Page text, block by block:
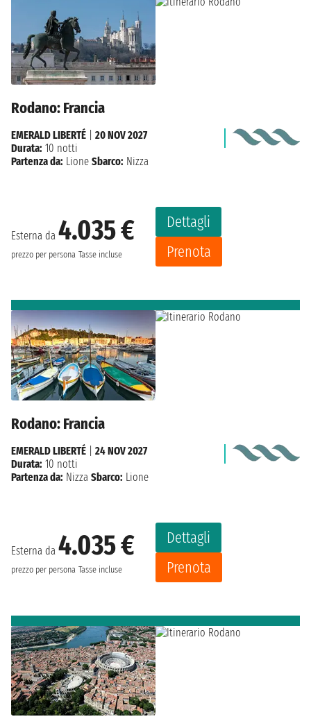
Rodano: Francia
Esterna da 4.035 €
prezzo per persona Tasse incluse
Dettagli
Prenota
EMERALD LIBERTÉ
20 NOV 2027
Durata: 10 notti
Partenza da: Lione Sbarco: Nizza
Rodano: Francia
Esterna da 4.035 €
prezzo per persona Tasse incluse
Dettagli
Prenota
EMERALD LIBERTÉ
24 NOV 2027
Durata: 10 notti
Partenza da: Nizza Sbarco: Lione